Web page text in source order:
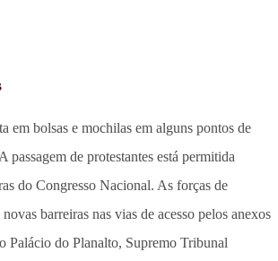
em bolsas e mochilas em alguns pontos de
passagem de protestantes está permitida
do Congresso Nacional. As forças de
barreiras nas vias de acesso pelos anexos
Palácio do Planalto, Supremo Tribunal